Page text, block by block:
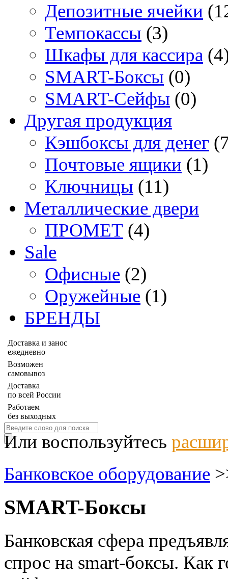
Депозитные ячейки
Темпокассы (3)
Шкафы для кассира
SMART-Боксы (0)
SMART-Сейфы (0)
Другая продукция
Кэшбоксы для денег
Почтовые ящики (1)
Ключницы (11)
Металлические двери
ПРОМЕТ (4)
Sale
Офисные (2)
Оружейные (1)
БРЕНДЫ
Доставка и занос
ежедневно
Возможен
самовывоз
Доставка
по всей России
Работаем
без выходных
Или воспользуйтесь
Банковское оборудование
SMART-Боксы
Банковская сфера
спрос на smart-боксы. Как